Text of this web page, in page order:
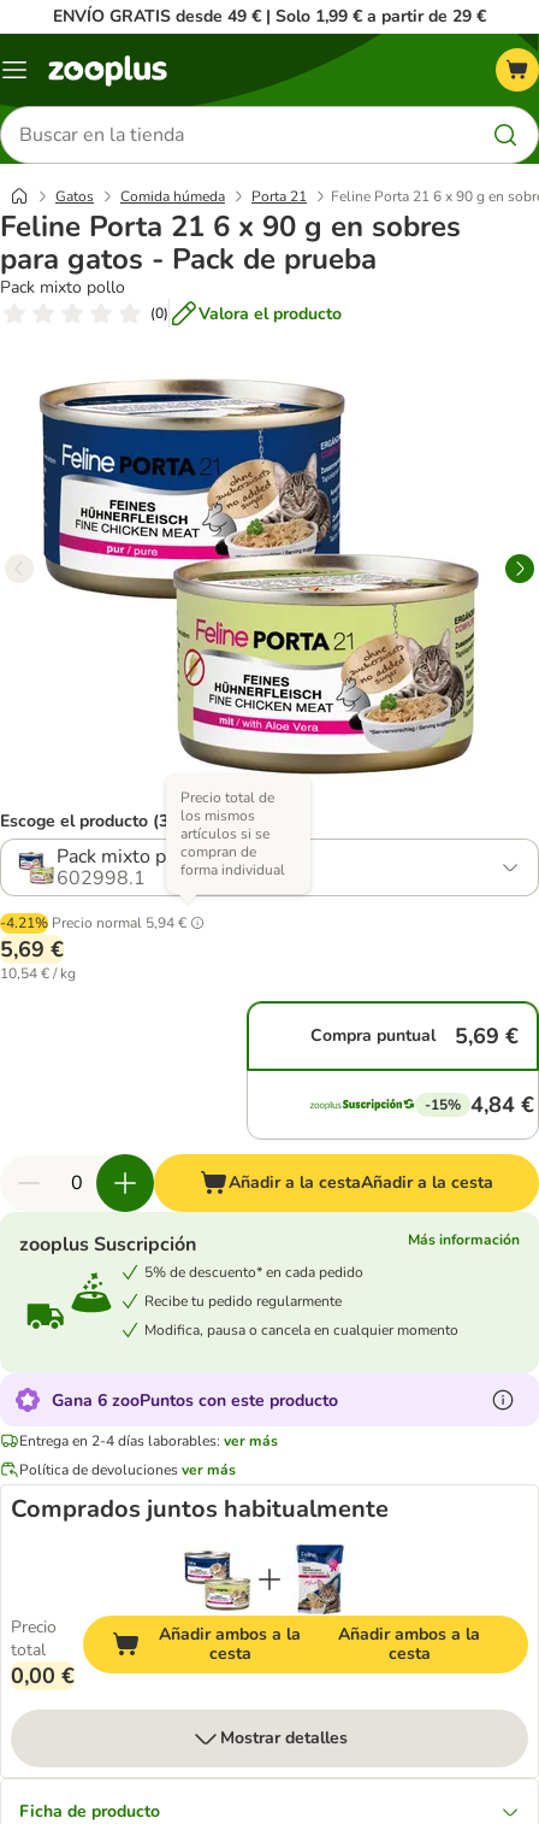
ENVÍO GRATIS desde 49 € | Solo 1,99 € a partir de 29 €
Menú
Buscar
productos
Gatos Comida húmeda Porta 21 Feline Porta 21 6 x 90 g en
Feline Porta 21 6 x 90 g en sobres
para gatos - Pack de prueba
Pack mixto pollo
(0) Valora el producto
Escoge el producto (3 opciones)
Pack mixto pollo
602998.1
-4.21% Precio normal 5,94 €
Precio total de
los mismos
artículos si se
compran de
forma individual
5,69 €
10,54 € / kg
Compra puntual 5,69 €
-15% 4,84 €
Añadir a la cestaAñadir a la cesta
zooplus Suscripción
Más información
5% de descuento* en cada pedido
Recibe tu pedido regularmente
Modifica, pausa o cancela en cualquier momento
Gana 6 zooPuntos con este producto
Entrega en 2-4 días laborables: ver más
Política de devolucionesver más
Comprados juntos habitualmente
Precio
total
0,00 €
Añadir ambos a la
cesta
Añadir ambos a la
cesta
Mostrar detalles
Ficha de producto